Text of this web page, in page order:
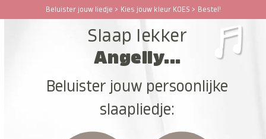
Beluister jouw liedje > Kies jouw kleur KOES > Bestel!
Open
Close
Slaap lekker
Angelly...
Beluister jouw persoonlijke
slaapliedje: